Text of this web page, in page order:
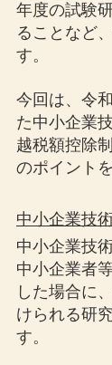
年度の試験
ることなど
す。
今回は、令
た中小企業
越税額控除
のポイント
中小企業技
中小企業技
中小企業者
した場合に
けられる研
す。